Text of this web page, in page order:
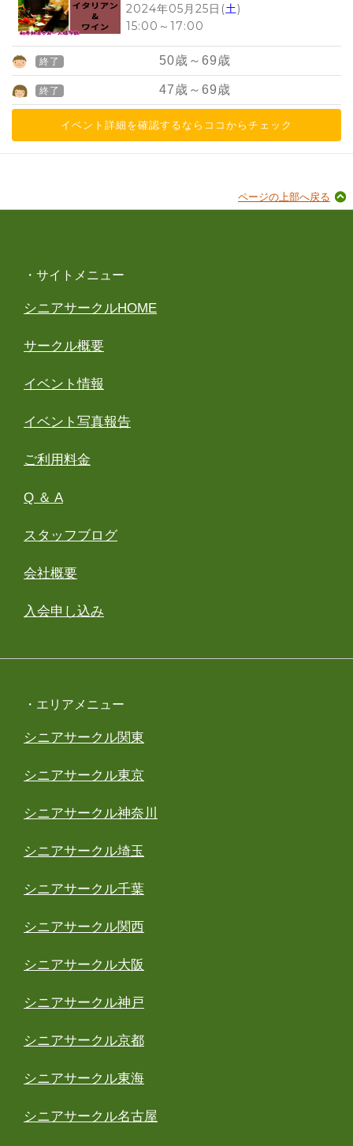
2024年05月25日(土)
15:00 ～ 17:00
終了 50歳～69歳
終了 47歳～69歳
イベント詳細を確認するならココからチェック
ページの上部へ戻る
・サイトメニュー
シニアサークルHOME
サークル概要
イベント情報
イベント写真報告
ご利用料金
Q ＆ A
スタッフブログ
会社概要
入会申し込み
・エリアメニュー
シニアサークル関東
シニアサークル東京
シニアサークル神奈川
シニアサークル埼玉
シニアサークル千葉
シニアサークル関西
シニアサークル大阪
シニアサークル神戸
シニアサークル京都
シニアサークル東海
シニアサークル名古屋